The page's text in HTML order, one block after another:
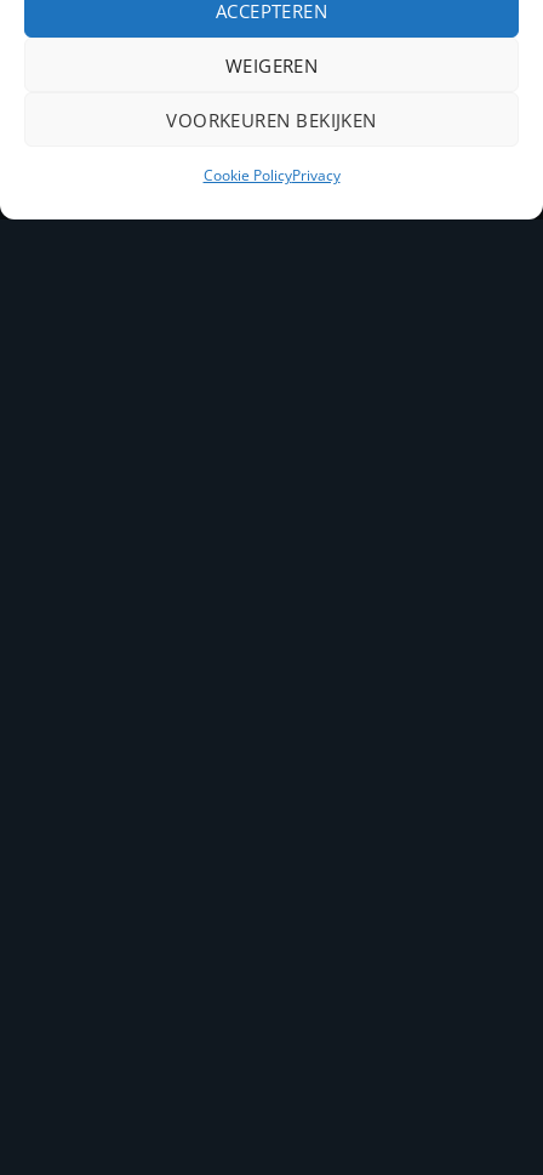
ACCEPTEREN
WEIGEREN
VOORKEUREN BEKIJKEN
Cookie PolicyPrivacy
PayPal IDeal
Bancontact
Joomlapartner Internetbureau